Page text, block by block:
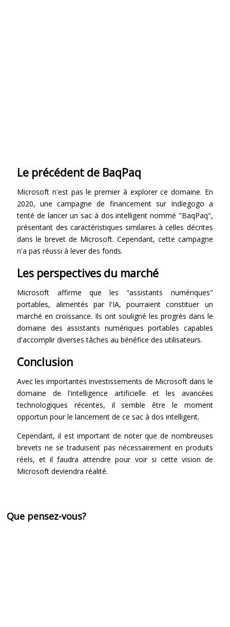
Le précédent de BaqPaq
Microsoft n'est pas le premier à explorer ce domaine. En
2020, une campagne de financement sur Indiegogo a
tenté de lancer un sac à dos intelligent nommé "BaqPaq",
présentant des caractéristiques similaires à celles décrites
dans le brevet de Microsoft. Cependant, cette campagne
n'a pas réussi à lever des fonds.
Les perspectives du marché
Microsoft affirme que les "assistants numériques"
portables, alimentés par l'IA, pourraient constituer un
marché en croissance. Ils ont souligné les progrès dans le
domaine des assistants numériques portables capables
d'accomplir diverses tâches au bénéfice des utilisateurs.
Conclusion
Avec les importantes investissements de Microsoft dans le
domaine de l'intelligence artificielle et les avancées
technologiques récentes, il semble être le moment
opportun pour le lancement de ce sac à dos intelligent.
Cependant, il est important de noter que de nombreuses
brevets ne se traduisent pas nécessairement en produits
réels, et il faudra attendre pour voir si cette vision de
Microsoft deviendra réalité.
Que pensez-vous?